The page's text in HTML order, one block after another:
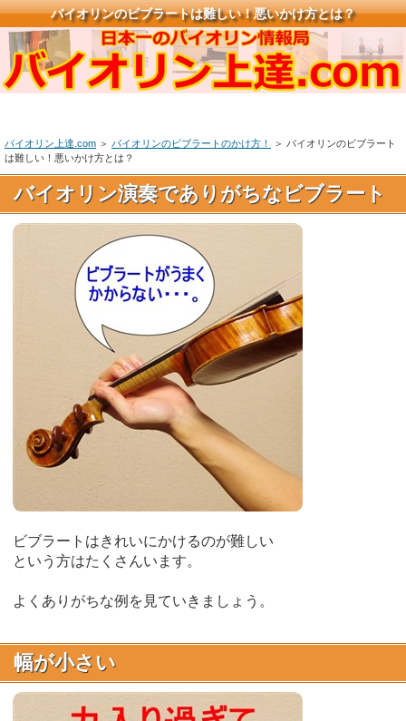
バイオリンのビブラートは難しい！悪いかけ方とは？
バイオリン上達.com ＞ バイオリンのビブラートのかけ方！
＞ バイオリンのビブラート
は難しい！悪いかけ方とは？
バイオリン演奏でありがちなビブラート
ビブラートはきれいにかけるのが難しい
という方はたくさんいます。
よくありがちな例を見ていきましょう。
幅が小さい